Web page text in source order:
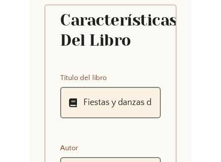
Características
Del Libro
Título del libro
Autor